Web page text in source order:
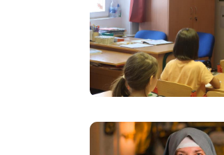
Image